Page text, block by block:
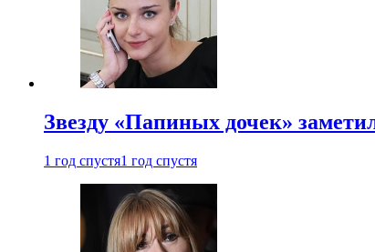
Звезду «Папиных дочек»
1 год спустя1 год спустя